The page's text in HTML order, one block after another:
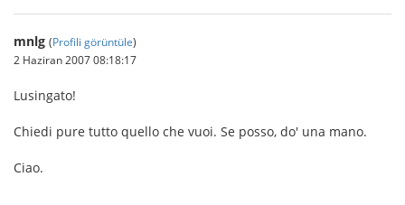
mnlg (Profili görüntüle)
2 Haziran 2007 08:18:17
Lusingato!
Chiedi pure tutto quello che vuoi. Se posso, do' una mano.
Ciao.